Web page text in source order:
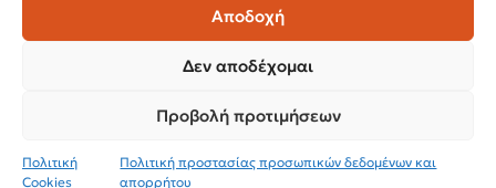
Αποδοχή
Δεν αποδέχομαι
Προβολή προτιμήσεων
Πολιτική
Cookies
Πολιτική προστασίας προσωπικών δεδομένων και
απορρήτου